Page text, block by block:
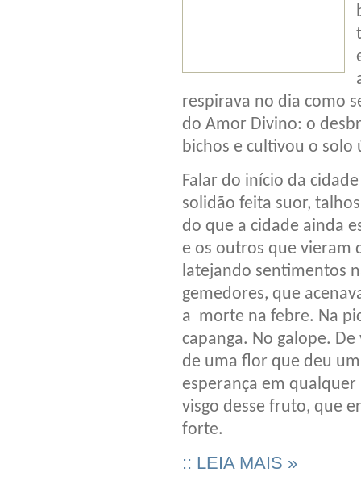
respirava no dia como
do Amor Divino: o
bichos e cultivou o
Falar do início da
solidão feita suor,
do que a cidade ainda
e os outros que vieram
latejando sentimentos
gemedores, que
a morte na febre. Na
capanga. No galope.
de uma flor que deu
esperança em
visgo desse fruto, que
forte.
:: LEIA MAIS »